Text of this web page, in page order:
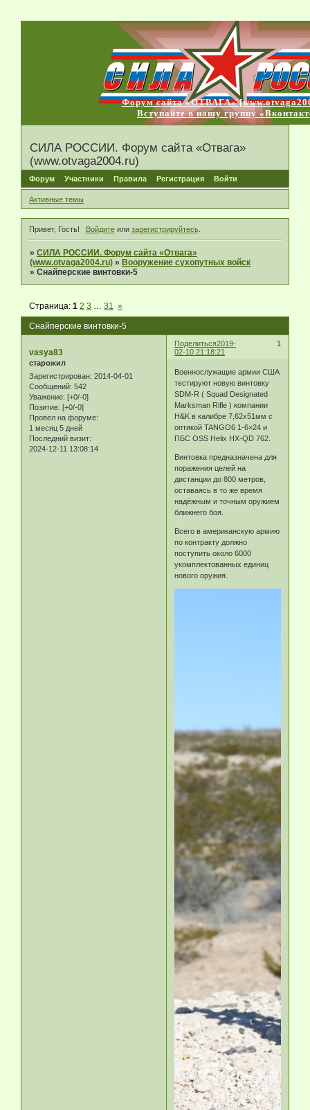
Форум сайта «ОТВАГА»
Вступайте в нашу группу
СИЛА РОССИИ. Форум сайта «Отвага»
(www.otvaga2004.ru)
Форум Участники Правила Регистрация Войти
Активные темы
Привет, Гость! Войдитеили зарегистрируйтесь.
»СИЛА РОССИИ. Форум сайта «Отвага»
(www.otvaga2004.ru) » Вооружение сухопутных войск
»Снайперские винтовки-5
Снайперские винтовки-5
Страница:1 2 3 31 »
Поделиться 1
2019-
02-10 21:18:21
vasya83
старожил
Зарегистрирован: 2014-04-01
Сообщений: 542
Уважение: [+0/-0]
Позитив: [+0/-0]
Провел на форуме:
1 месяц 5 дней
Последний визит:
2024-12-11 13:08:14
Военнослужащие армии США
тестируют новую винтовку
SDM-R ( Squad Designated
Marksman Rifle ) компании
H&K в калибре 7,62x51мм с
оптикой TANGO6 1-6×24 и
ПБС OSS Helix HX-QD 762.
Винтовка предназначена для
поражения целей на
дистанции до 800 метров,
оставаясь в то же время
надёжным и точным оружием
ближнего боя.
Всего в американскую армию
по контракту должно
поступить около 6000
укомплектованных единиц
нового оружия.